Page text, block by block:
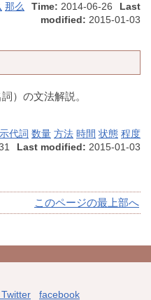
那么 Time: 2014-06-26
Last
modified: 2015-01-03
）の文法解説。
代詞 数量 方法 時間 状態 程度
Last modified: 2015-01-03
このページの最上部へ
facebook